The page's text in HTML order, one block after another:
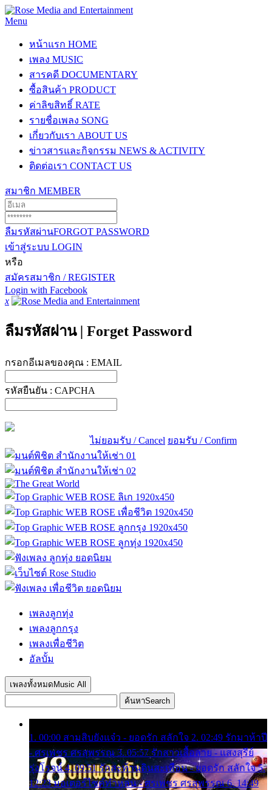
Menu
หน้าแรก HOME
เพลง MUSIC
สารคดี DOCUMENTARY
ซื้อสินค้า PRODUCT
ค่าลิขสิทธิ์ RATE
รายชื่อเพลง SONG
เกี่ยวกับเรา ABOUT US
ข่าวสารและกิจกรรม NEWS & ACTIVITY
ติดต่อเรา CONTACT US
สมาชิก MEMBER
ลืมรหัสผ่านFORGOT PASSWORD
เข้าสู่ระบบ LOGIN
หรือ
สมัครสมาชิก / REGISTER
Login with Facebook
x
ลืมรหัสผ่าน | Forget Password
กรอกอีเมลของคุณ : EMAIL
รหัสยืนยัน : CAPCHA
ไม่ยอมรับ / Cancel ยอมรับ / Confirm
เพลงลูกทุ่ง
เพลงลูกกรุง
เพลงเพื่อชีวิต
อัลบั้ม
เพลงทั้งหมด Music All
ค้นหาSearch
1. 00:00 สามสิบยังแจ๋ว - ยอดรัก สลักใจ 2. 02:49 รักมาห้าปี
- ศรเพชร ศรสุพรรณ 3. 05:57 รักสาวเสื้อลาย - แสงสุรีย์
รุ่งโรจน์ 4. 09:51 รักสะท้านดินสะเทือน - ยอดรัก สลักใจ 5.
12:23 มอเตอร์ไซค์ทำหล่น - ศรเพชร ศรสุพรรณ 6. 14:49